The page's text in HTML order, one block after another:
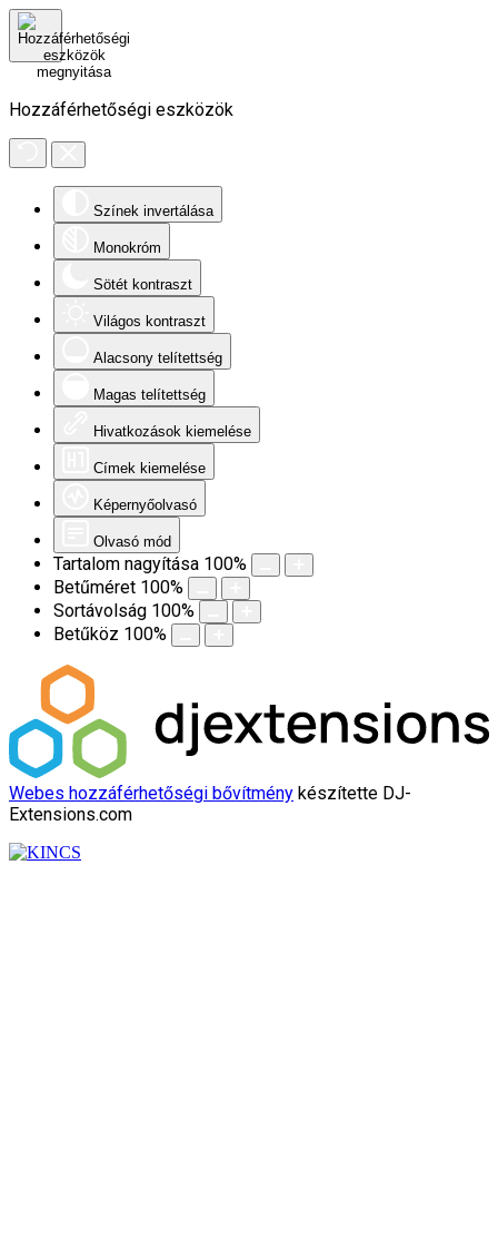
Hozzáférhetőségi eszközök
Színek invertálása
Monokróm
Sötét kontraszt
Világos kontraszt
Alacsony telítettség
Magas telítettség
Hivatkozások kiemelése
Címek kiemelése
Képernyőolvasó
Olvasó mód
Tartalom nagyítása 100%
Betűméret 100%
Sortávolság 100%
Betűköz 100%
Webes hozzáférhetőségi bővítmény készítette DJ-
Extensions.com